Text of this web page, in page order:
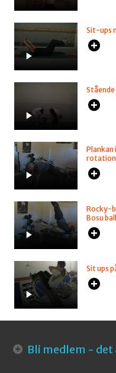
Sit-ups
Stående
Plankan
rotation
Rocky-
Bosu ball
Sit ups
Bli medlem - det